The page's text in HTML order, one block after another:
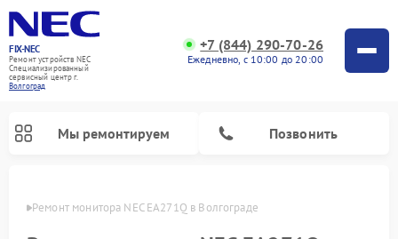
FIX-NEC
Ремонт устройств NEC
Специализированный
cервисный центр г.
Волгоград
+7 (844) 290-70-26
Ежедневно, с 10:00 до 20:00
Мы ремонтируем Позвонить
Ремонт монитора NEC EA271Q в Волгограде